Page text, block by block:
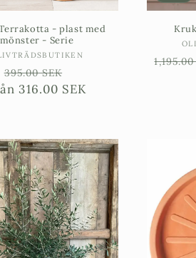
- plast med
mönster - Serie
Säljare:
Ordinarie
pris
395.00 SEK
316.00 SEK